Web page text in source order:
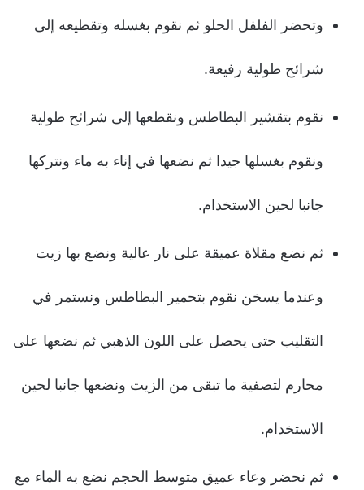
وتحضر الفلفل الحلو ثم نقوم بغسله وتقطيعه إلى
شرائح طولية رفيعة.
نقوم بتقشير البطاطس ونقطعها إلى شرائح طولية
ونقوم بغسلها جيدا ثم نضعها في إناء به ماء ونتركها
جانبا لحين الاستخدام.
ثم نضع مقلاة عميقة على نار عالية ونضع بها زيت
وعندما يسخن نقوم بتحمير البطاطس ونستمر في
التقليب حتى يحصل على اللون الذهبي ثم نضعها على
محارم لتصفية ما تبقى من الزيت ونضعها جانبا لحين
الاستخدام.
ثم نحضر وعاء عميق متوسط الحجم نضع به الماء مع